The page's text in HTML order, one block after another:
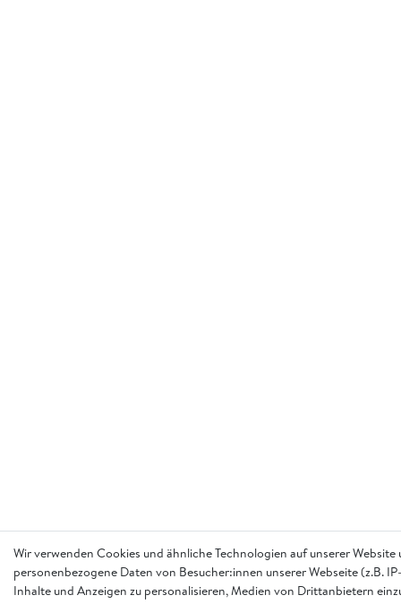
Wir verwenden Cookies und ähnliche Technologien auf unserer
personenbezogene Daten von Besucher:innen unserer Webseite (z.B.
Inhalte und Anzeigen zu personalisieren, Medien von Drittanbietern